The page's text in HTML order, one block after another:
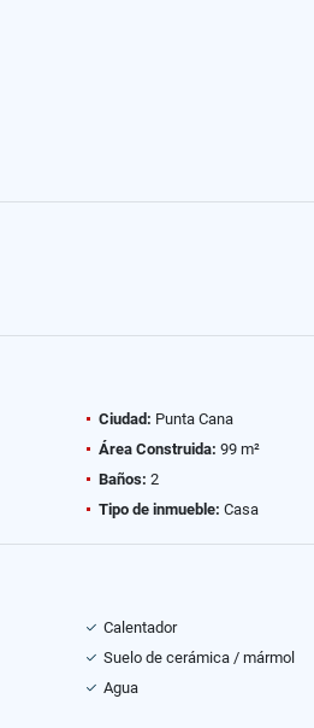
Ciudad: Punta Cana
Área Construida: 99 m²
Baños: 2
Tipo de inmueble: Casa
Calentador
Suelo de cerámica / mármol
Agua